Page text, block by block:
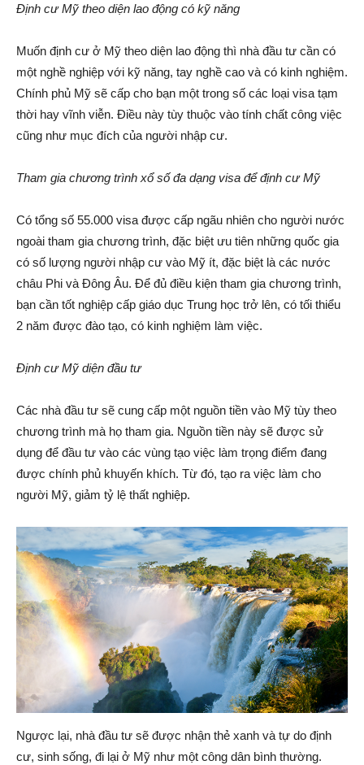
Định cư Mỹ theo diện lao động có kỹ năng
Muốn định cư ở Mỹ theo diện lao động thì nhà đầu tư cần có
một nghề nghiệp với kỹ năng, tay nghề cao và có kinh nghiệm.
Chính phủ Mỹ sẽ cấp cho bạn một trong số các loại visa tạm
thời hay vĩnh viễn. Điều này tùy thuộc vào tính chất công việc
cũng như mục đích của người nhập cư.
Tham gia chương trình xổ số đa dạng visa để định cư Mỹ
Có tổng số 55.000 visa được cấp ngãu nhiên cho người nước
ngoài tham gia chương trình, đặc biệt ưu tiên những quốc gia
có số lượng người nhập cư vào Mỹ ít, đặc biệt là các nước
châu Phi và Đông Âu. Để đủ điều kiện tham gia chương trình,
bạn cần tốt nghiệp cấp giáo dục Trung học trở lên, có tối thiểu
2 năm được đào tạo, có kinh nghiệm làm việc.
Định cư Mỹ diện đầu tư
Các nhà đầu tư sẽ cung cấp một nguồn tiền vào Mỹ tùy theo
chương trình mà họ tham gia. Nguồn tiền này sẽ được sử
dụng để đầu tư vào các vùng tạo việc làm trọng điểm đang
được chính phủ khuyến khích. Từ đó, tạo ra việc làm cho
người Mỹ, giảm tỷ lệ thất nghiệp.
Ngược lại, nhà đầu tư sẽ được nhận thẻ xanh và tự do định
cư, sinh sống, đi lại ở Mỹ như một công dân bình thường.